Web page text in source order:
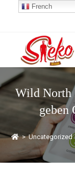
Wild North
geben
> Uncategorized
French